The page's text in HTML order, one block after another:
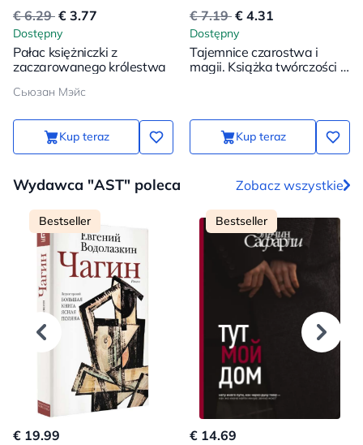
€ 6.29 € 3.77
Dostępny
Pałac księżniczki z
zaczarowanego królestwa
Сьюзан Мэйс
Kup teraz
€ 7.19 € 4.31
Dostępny
Tajemnice czarostwa i
magii. Książka twórczości i
Kup teraz
Wydawca "AST" poleca Zobacz wszystkie
Bestseller
€ 19.99
Bestseller
€ 14.69